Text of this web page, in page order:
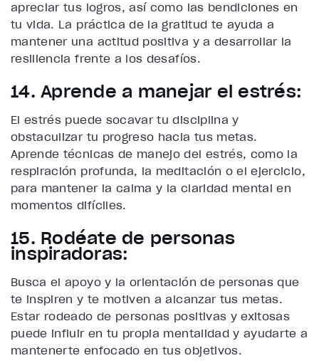
apreciar tus logros, así como las bendiciones en
tu vida. La práctica de la gratitud te ayuda a
mantener una actitud positiva y a desarrollar la
resiliencia frente a los desafíos.
14. Aprende a manejar el estrés:
El estrés puede socavar tu disciplina y
obstaculizar tu progreso hacia tus metas.
Aprende técnicas de manejo del estrés, como la
respiración profunda, la meditación o el ejercicio,
para mantener la calma y la claridad mental en
momentos difíciles.
15. Rodéate de personas
inspiradoras:
Busca el apoyo y la orientación de personas que
te inspiren y te motiven a alcanzar tus metas.
Estar rodeado de personas positivas y exitosas
puede influir en tu propia mentalidad y ayudarte a
mantenerte enfocado en tus objetivos.